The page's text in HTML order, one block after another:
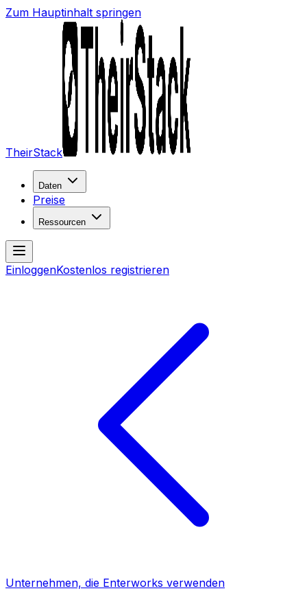
Zum Hauptinhalt springen
TheirStack
Daten
Preise
Ressourcen
EinloggenKostenlos registrieren
Unternehmen, die Enterworks verwenden